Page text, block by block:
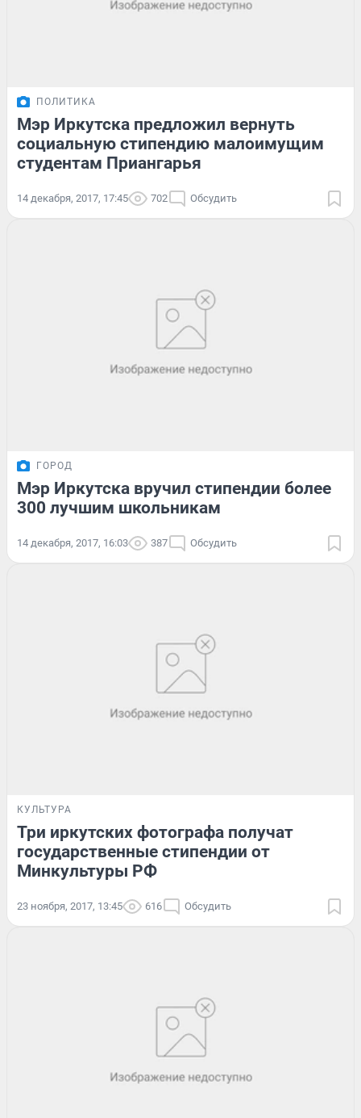
ПОЛИТИКА
Мэр Иркутска предложил вернуть
социальную стипендию малоимущим
студентам Приангарья
14 декабря, 2017, 17:45 702 Обсудить
ГОРОД
Мэр Иркутска вручил стипендии более
300 лучшим школьникам
14 декабря, 2017, 16:03 387 Обсудить
КУЛЬТУРА
Три иркутских фотографа получат
государственные стипендии от
Минкультуры РФ
23 ноября, 2017, 13:45 616 Обсудить